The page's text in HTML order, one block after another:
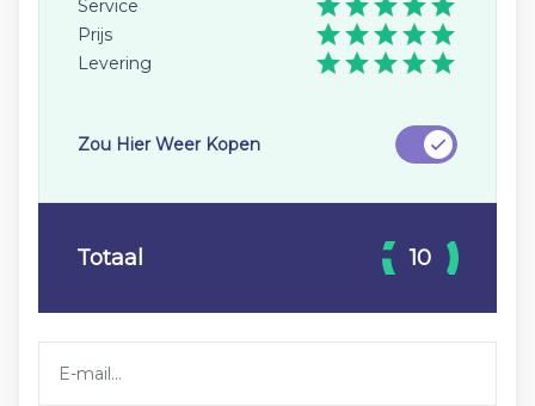
Service
Prijs
Levering
Zou Hier Weer Kopen
Totaal 10